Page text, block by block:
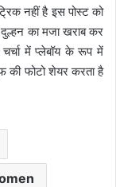
नहीं है इस पोस्ट को
का मजा खराब कर
चर्चा में प्लेबॉय के रूप में
की फोटो शेयर करता है